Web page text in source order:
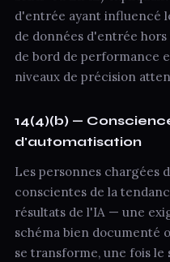
d'entrée ayant influencé
de données d'entrée
de bord de performance
niveaux de précision
14(4)(b) —
d'automatisation
Les personnes chargées
conscientes de la
résultats de l'IA — une
schéma bien documenté
se transforme, une fois le